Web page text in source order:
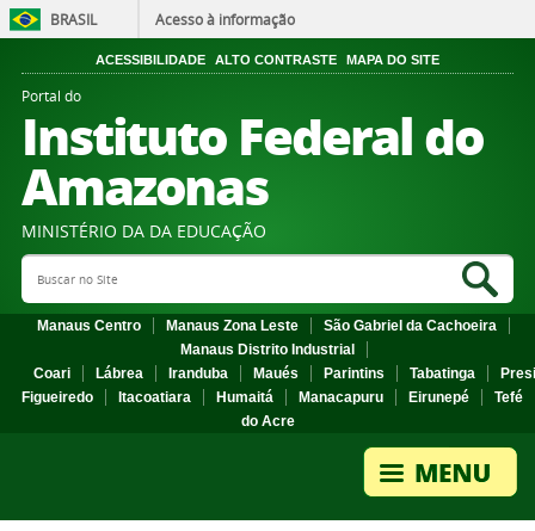
BRASIL Acesso à informação
ACESSIBILIDADE ALTO CONTRASTE MAPA DO SITE
Portal do
Instituto Federal do
Amazonas
MINISTÉRIO DA DA EDUCAÇÃO
Search Site
Manaus Centro Manaus Zona Leste
São Gabriel da Cachoeira
Manaus Distrito Industrial
Coari
Lábrea Iranduba Maués Parintins Tabatinga
Figueiredo
Itacoatiara Humaitá Manacapuru Eirunepé
Tefé
do Acre